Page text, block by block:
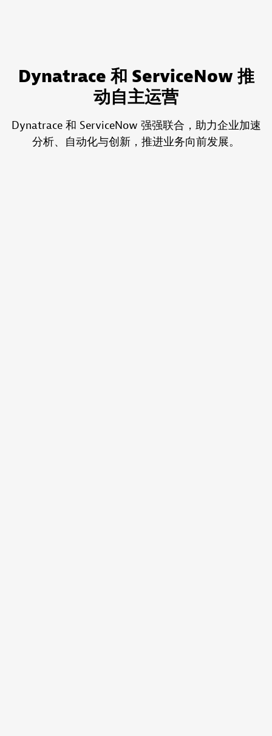
Dynatrace 和 ServiceNow 推
动自主运营
Dynatrace 和 ServiceNow 强强联合，助力企业加速
分析、自动化与创新，推进业务向前发展。